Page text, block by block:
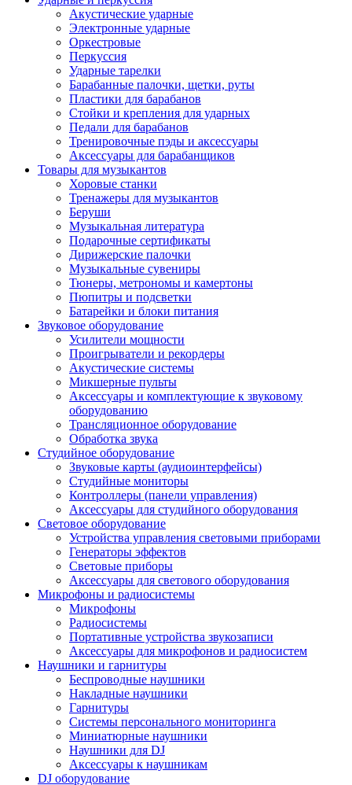
Акустические ударные
Электронные ударные
Оркестровые
Перкуссия
Ударные тарелки
Барабанные палочки, щетки, руты
Пластики для барабанов
Стойки и крепления для ударных
Педали для барабанов
Тренировочные пэды и аксессуары
Аксессуары для барабанщиков
Товары для музыкантов
Хоровые станки
Тренажеры для музыкантов
Беруши
Музыкальная литература
Подарочные сертификаты
Дирижерские палочки
Музыкальные сувениры
Тюнеры, метрономы и камертоны
Пюпитры и подсветки
Батарейки и блоки питания
Звуковое оборудование
Усилители мощности
Проигрыватели и рекордеры
Акустические системы
Микшерные пульты
Аксессуары и комплектующие к звуковому
оборудованию
Трансляционное оборудование
Обработка звука
Студийное оборудование
Звуковые карты (аудиоинтерфейсы)
Студийные мониторы
Контроллеры (панели управления)
Аксессуары для студийного оборудования
Световое оборудование
Устройства управления световыми приборами
Генераторы эффектов
Световые приборы
Аксессуары для светового оборудования
Микрофоны и радиосистемы
Микрофоны
Радиосистемы
Портативные устройства звукозаписи
Аксессуары для микрофонов и радиосистем
Наушники и гарнитуры
Беспроводные наушники
Накладные наушники
Гарнитуры
Системы персонального мониторинга
Миниатюрные наушники
Наушники для DJ
Аксессуары к наушникам
DJ оборудование